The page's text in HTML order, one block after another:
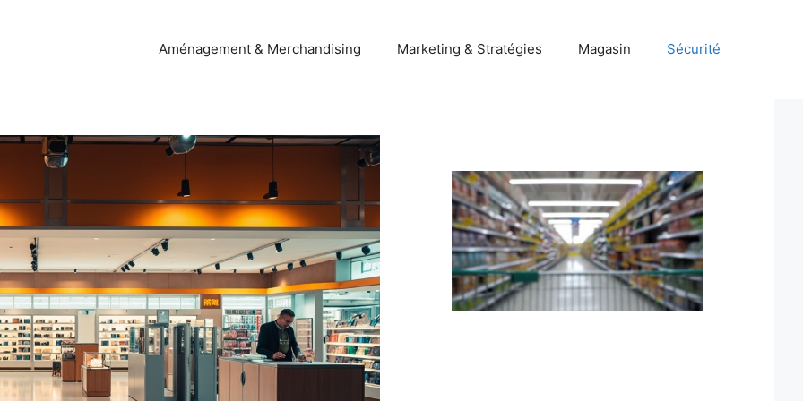
Aménagement & Merchandising Marketing & Stratégies Magasin Sécurité